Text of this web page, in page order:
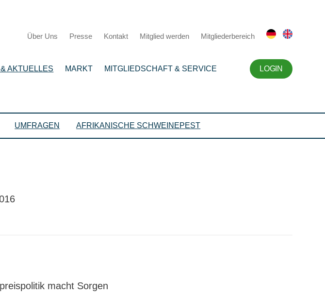
Über Uns Presse Kontakt Mitglied werden Mitgliederbereich
AKTUELLES MARKT MITGLIEDSCHAFT & SERVICE LOGIN
UMFRAGEN AFRIKANISCHE SCHWEINEPEST
macht Sorgen